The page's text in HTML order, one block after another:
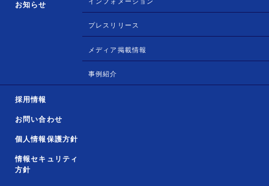
お知らせ
プレスリリース
メディア掲載情報
事例紹介
採用情報
お問い合わせ
個人情報保護方針
情報セキュリティ
方針